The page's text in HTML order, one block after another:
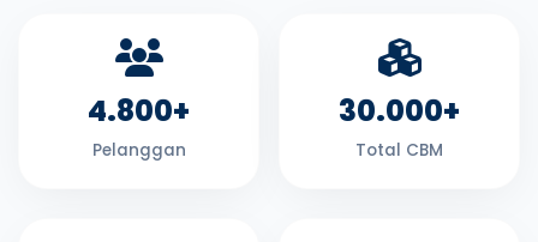
4.800+
Pelanggan
30.000+
Total CBM